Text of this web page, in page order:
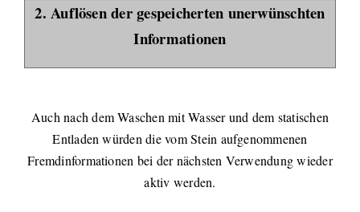
2. Auflösen der gespeicherten unerwünschten
Informationen
Auch nach dem Waschen mit Wasser und dem statischen
Entladen würden die vom Stein aufgenommenen
Fremdinformationen bei der nächsten Verwendung wieder
aktiv werden.